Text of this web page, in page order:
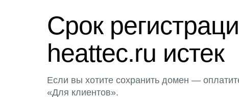
Срок
heattec.ru истек
Если вы хотите сохранить домен —
«Для клиентов».